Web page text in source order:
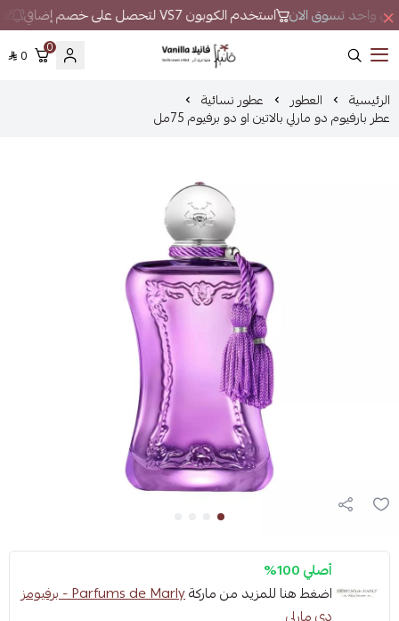
واحد تسوق الان استخدم الكوبون VS7 لتحصل على خصم إضافي
فانيلا
0
0
الرئيسية العطور عطور نسائية
عطر بارفيوم دو مارلي بالاتين او دو برفيوم 75مل
أصلي 100%
اضغط هنا للمزيد من ماركة
Parfums de Marly - برفيومز